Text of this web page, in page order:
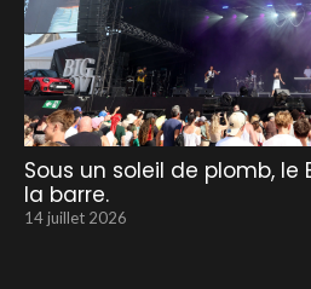
Sous un soleil de plomb, le
la barre.
14 juillet 2026